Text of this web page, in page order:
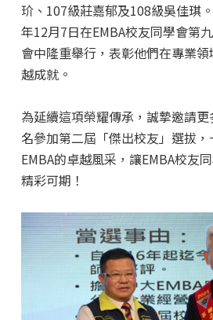
玠、107級莊嘉郁及108級吳佳琪
年12月7日在EMBA校友同學會第
會中隆重舉行，表彰他們在專業
越成就。
為延續這項榮耀傳承，誠摯邀請
名參加第二屆「傑出校友」選拔
EMBA的卓越風采，讓EMBA校友
精彩可期！